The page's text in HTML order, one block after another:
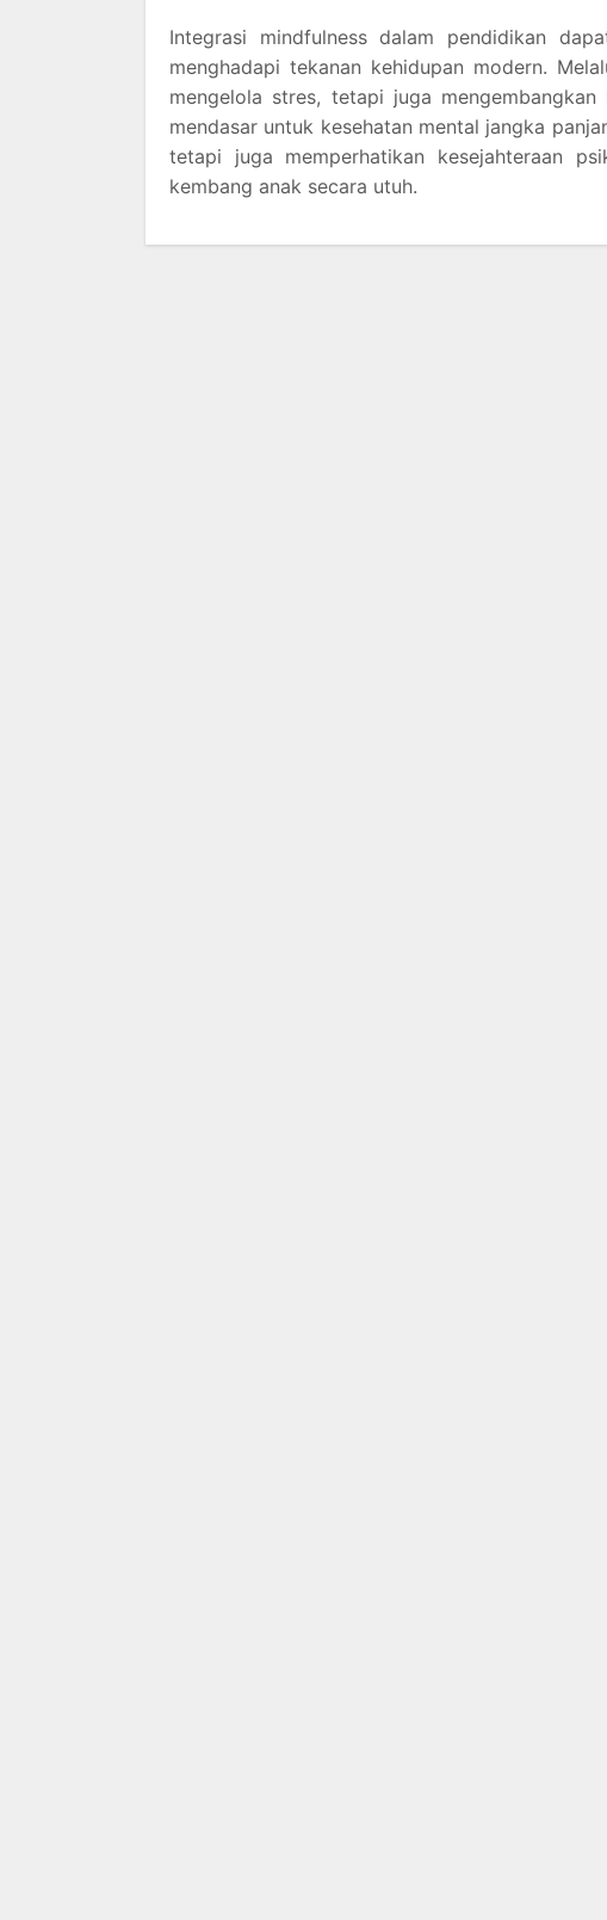
Integrasi mindfulness dalam pendidikan
menghadapi tekanan kehidupan modern.
mengelola stres, tetapi juga
mendasar untuk kesehatan mental jangka
tetapi juga memperhatikan kesejahteraan
kembang anak secara utuh.